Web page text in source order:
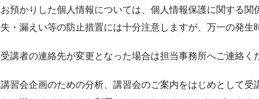
お預かりした個人情報については、個人情報保護に関する
失・漏えい等の防止措置には十分注意しますが、万一の発生
受講者の連絡先が変更となった場合は担当事務所へご連絡く
講習会企画のための分析、講習会のご案内をはじめとして